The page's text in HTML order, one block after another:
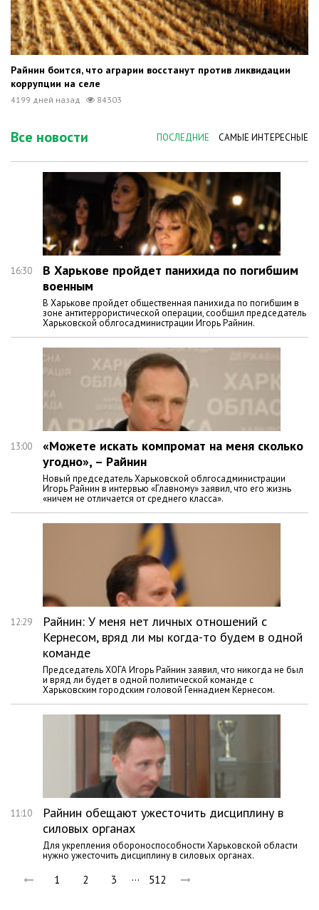
Райнин боится, что аграрии восстанут против ликвидации
коррупции на селе
4199 дней назад 84303
Все новости ПОСЛЕДНИЕ САМЫЕ ИНТЕРЕСНЫЕ
16:30
В Харькове пройдет панихида по погибшим
военным
В Харькове пройдет общественная панихида по погибшим в
зоне антитеррористической операции, сообщил председатель
Харьковской облгосадминистрации Игорь Райнин.
13:00
«Можете искать компромат на меня сколько
угодно», – Райнин
Новый председатель Харьковской облгосадминистрации
Игорь Райнин в интервью «Главному» заявил, что его жизнь
«ничем не отличается от среднего класса».
12:29
Райнин: У меня нет личных отношений с
Кернесом, вряд ли мы когда-то будем в одной
команде
Председатель ХОГА Игорь Райнин заявил, что никогда не был
и вряд ли будет в одной политической команде с
Харьковским городским головой Геннадием Кернесом.
11:10
Райнин обещают ужесточить дисциплину в
силовых органах
Для укрепления обороноспособности Харьковской области
нужно ужесточить дисциплину в силовых органах.
1 2 3 … 512